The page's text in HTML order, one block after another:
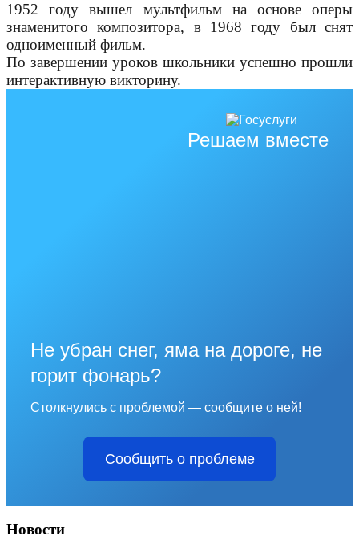
1952 году вышел мультфильм на основе оперы
знаменитогокомпозитора, в 1968 году был снят
одноименный фильм.
По завершении уроков школьники успешно прошли
интерактивную викторину.
Решаем вместе
Не убран снег, яма на дороге, не
горит фонарь?
Столкнулись с проблемой — сообщите о ней!
Сообщить о проблеме
Новости